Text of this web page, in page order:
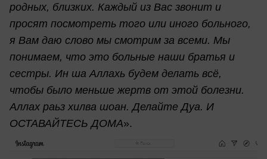
родных, близких. Каждый из Вас звонит и
просят посмотреть того или иного больного,
я Вам даю слово мы смотрим за всеми. Мы
понимаем, что это больные наши братья и
сестры. Ин ша Аллахь будем делать всё,
чтобы было меньше жертв от этой болезни.
Аллах раьз хилва шоан. Делайте Дуа. И
ОСТАВАЙТЕСЬ ДОМА».